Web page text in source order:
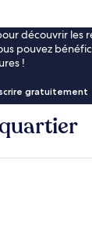
découvrir les
pouvez
!
gratuitement